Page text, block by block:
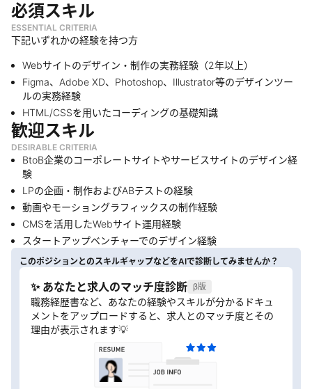
必須スキル
ESSENTIAL CRITERIA
下記いずれかの経験を持つ方
Webサイトのデザイン・制作の実務経験（2年以上）
Figma、Adobe XD、Photoshop、Illustrator等のデザインツー
ルの実務経験
HTML/CSSを用いたコーディングの基礎知識
歓迎スキル
DESIRABLE CRITERIA
BtoB企業のコーポレートサイトやサービスサイトのデザイン経
験
LPの企画・制作およびABテストの経験
動画やモーショングラフィックスの制作経験
CMSを活用したWebサイト運用経験
スタートアップベンチャーでのデザイン経験
このポジションとのスキルギャップなどをAIで診断してみませんか？
✨ あなたと求人のマッチ度診断 β版
職務経歴書など、あなたの経験やスキルが分かるドキュ
メントをアップロードすると、求人とのマッチ度とその
理由が表示されます💡